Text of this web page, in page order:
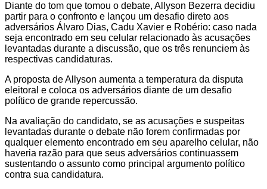
Diante do tom que tomou o debate, Allyson Bezerra decidiu
partir para o confronto e lançou um desafio direto aos
adversários Álvaro Dias, Cadu Xavier e Robério: caso nada
seja encontrado em seu celular relacionado às acusações
levantadas durante a discussão, que os três renunciem às
respectivas candidaturas.
A proposta de Allyson aumenta a temperatura da disputa
eleitoral e coloca os adversários diante de um desafio
político de grande repercussão.
Na avaliação do candidato, se as acusações e suspeitas
levantadas durante o debate não forem confirmadas por
qualquer elemento encontrado em seu aparelho celular, não
haveria razão para que seus adversários continuassem
sustentando o assunto como principal argumento político
contra sua candidatura.